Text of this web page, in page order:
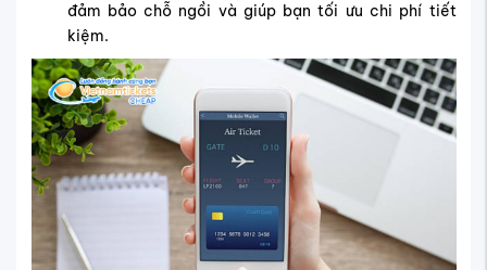
đảm bảo chỗ ngồi và giúp bạn tối ưu chi phí tiết
kiệm.